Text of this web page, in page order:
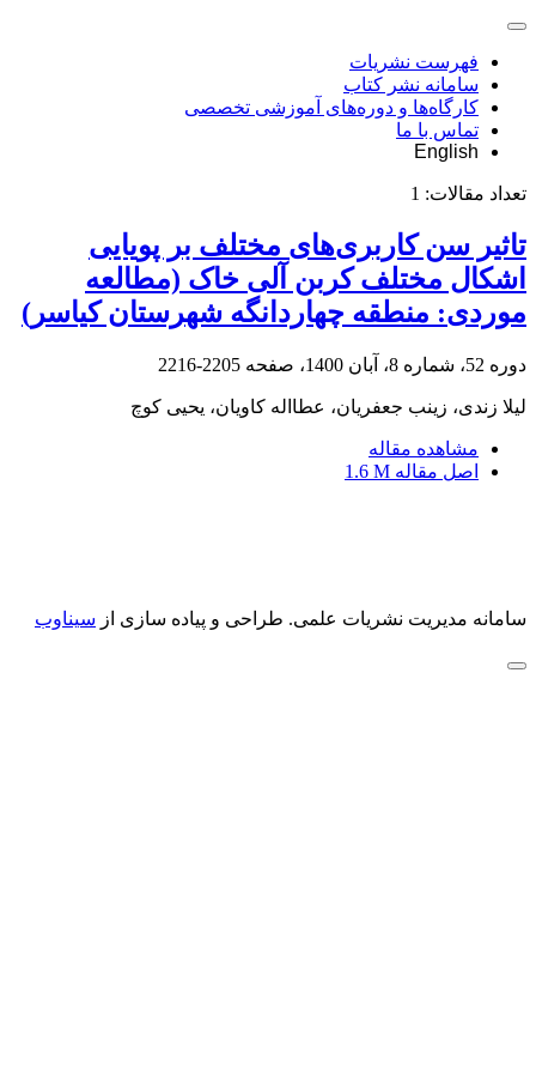
فهرست نشریات
سامانه نشر کتاب
کارگاه‌ها و دوره‌های آموزشی تخصصی
تماس با ما
English
تعداد مقالات: 1
تاثیر سن کاربری‌های مختلف بر پویایی
اشکال مختلف کربن آلی خاک (مطالعه
موردی: منطقه چهاردانگه شهرستان کیاسر)
دوره 52، شماره 8، آبان 1400، صفحه 2205-2216
لیلا زندی، زینب جعفریان، عطااله کاویان، یحیی کوچ
مشاهده مقاله
اصل مقاله 1.6 M
سامانه مدیریت نشریات علمی. طراحی و پیاده سازی از سیناوب